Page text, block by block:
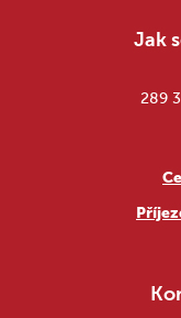
Jak
289